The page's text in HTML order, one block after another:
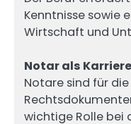
Kenntnisse sowie
Wirtschaft und
Notar als
Notare sind für
wichtige Rolle bei